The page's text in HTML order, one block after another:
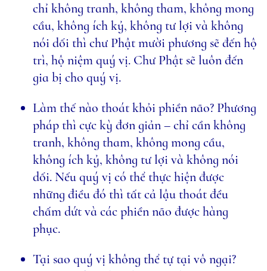
chỉ không tranh, không tham, không mong
cầu, không ích kỷ, không tư lợi và không
nói dối thì chư Phật mười phương sẽ đến hộ
trì, hộ niệm quý vị. Chư Phật sẽ luôn đến
gia bị cho quý vị.
Làm thế nào thoát khỏi phiền não? Phương
pháp thì cực kỳ đơn giản – chỉ cần không
tranh, không tham, không mong cầu,
không ích kỷ, không tư lợi và không nói
dối. Nếu quý vị có thể thực hiện được
những điều đó thì tất cả lậu thoát đều
chấm dứt và các phiền não được hàng
phục.
Tại sao quý vị không thể tự tại vô ngại?